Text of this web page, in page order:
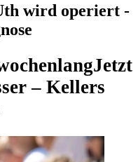
wird operiert -
Jetzt
– Kellers